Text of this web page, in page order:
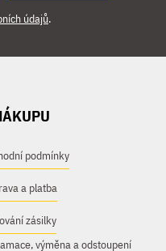
údajů.
podmínky
a platba
zásilky
výměna a odstoupení